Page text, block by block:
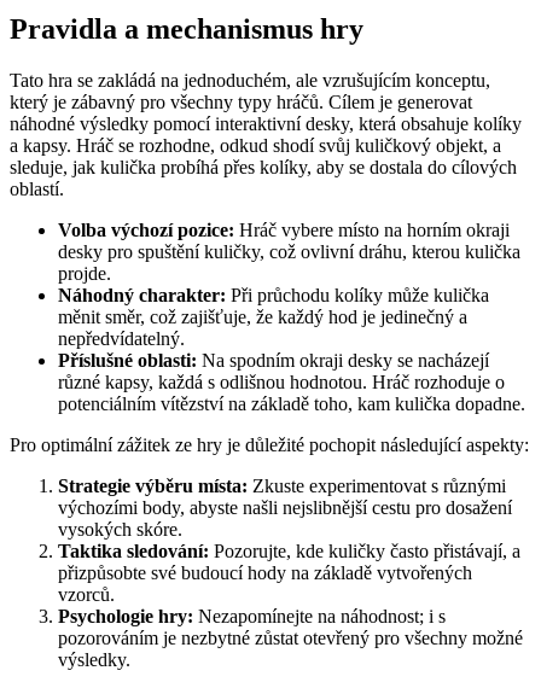
Pravidla a mechanismus hry
Tato hra se zakládá na jednoduchém, ale vzrušujícím konceptu,
který je zábavný pro všechny typy hráčů. Cílem je generovat
náhodné výsledky pomocí interaktivní desky, která obsahuje kolíky
a kapsy. Hráč se rozhodne, odkud shodí svůj kuličkový objekt, a
sleduje, jak kulička probíhá přes kolíky, aby se dostala do cílových
oblastí.
Volba výchozí pozice: Hráč vybere místo na horním okraji
desky pro spuštění kuličky, což ovlivní dráhu, kterou kulička
projde.
Náhodný charakter: Při průchodu kolíky může kulička
měnit směr, což zajišťuje, že každý hod je jedinečný a
nepředvídatelný.
Příslušné oblasti: Na spodním okraji desky se nacházejí
různé kapsy, každá s odlišnou hodnotou. Hráč rozhoduje o
potenciálním vítězství na základě toho, kam kulička dopadne.
Pro optimální zážitek ze hry je důležité pochopit následující aspekty:
Strategie výběru místa: Zkuste experimentovat s různými
výchozími body, abyste našli nejslibnější cestu pro dosažení
vysokých skóre.
Taktika sledování: Pozorujte, kde kuličky často přistávají, a
přizpůsobte své budoucí hody na základě vytvořených
vzorců.
Psychologie hry: Nezapomínejte na náhodnost; i s
pozorováním je nezbytné zůstat otevřený pro všechny možné
výsledky.